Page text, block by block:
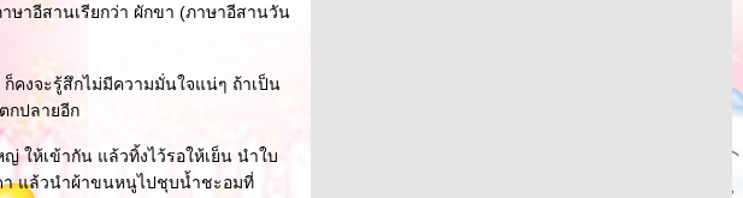
าอีสานเรียกว่า ผักขา (ภาษาอีสานวัน
คงจะรู้สึกไม่มีความมั่นใจแน่ๆ ถ้าเป็น
กปลายอีก
ให้เข้ากัน แล้วทิ้งไว้รอให้เย็น นำใบ
า แล้วนำผ้าขนหนูไปชุบน้ำชะอมที่